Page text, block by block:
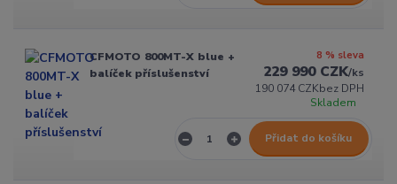
CFMOTO 800MT-X blue +
balíček příslušenství
8 % sleva
229 990 CZK/ks
190 074 CZKbez DPH
Skladem
Přidat do košíku